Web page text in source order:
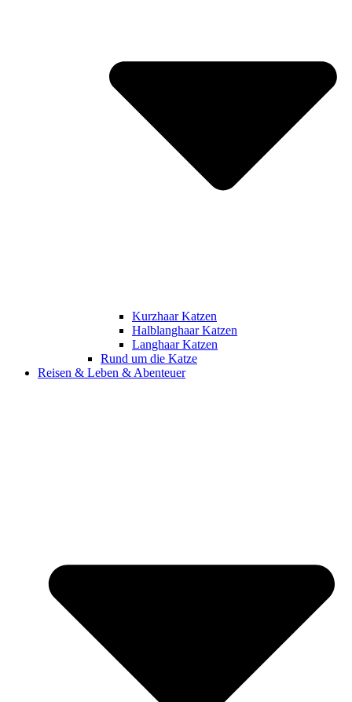
Kurzhaar Katzen
Halblanghaar Katzen
Langhaar Katzen
Rund um die Katze
Reisen & Leben & Abenteuer